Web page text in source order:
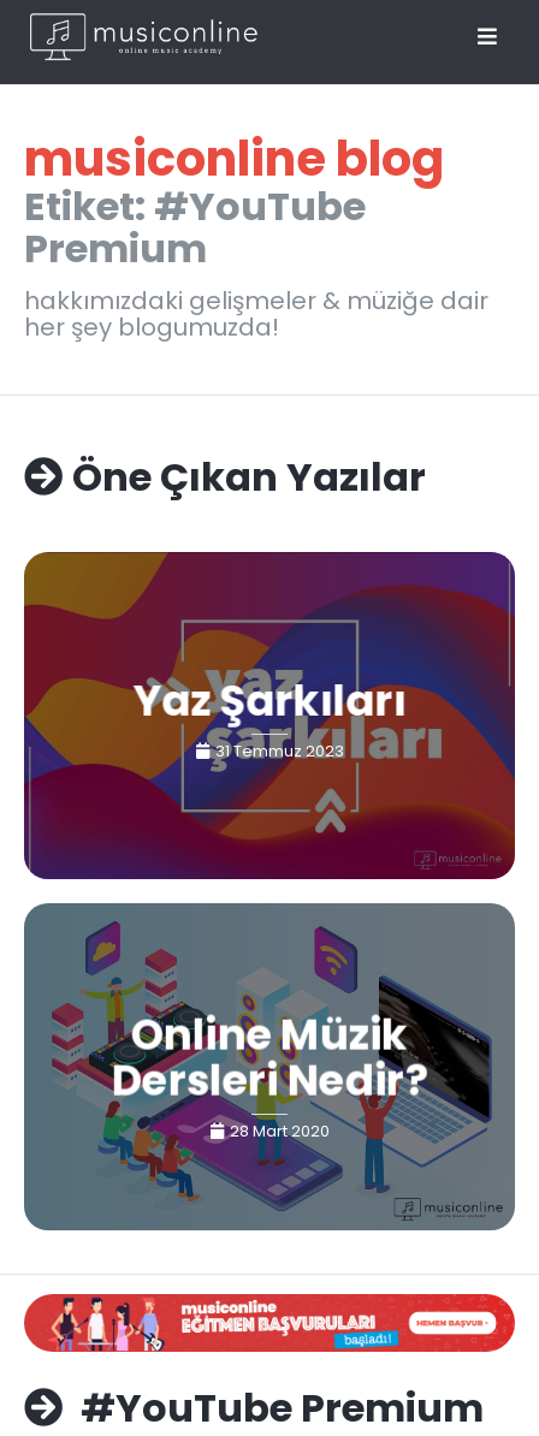
musiconline blog
Etiket: #YouTube
Premium
hakkımızdaki gelişmeler & müziğe dair
her şey blogumuzda!
Öne Çıkan Yazılar
Yaz Şarkıları
31 Temmuz 2023
Online Müzik
Dersleri Nedir?
28 Mart 2020
#YouTube Premium